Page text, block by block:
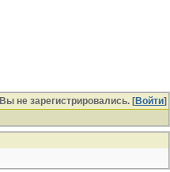
Вы не зарегистрировались. [Войти]